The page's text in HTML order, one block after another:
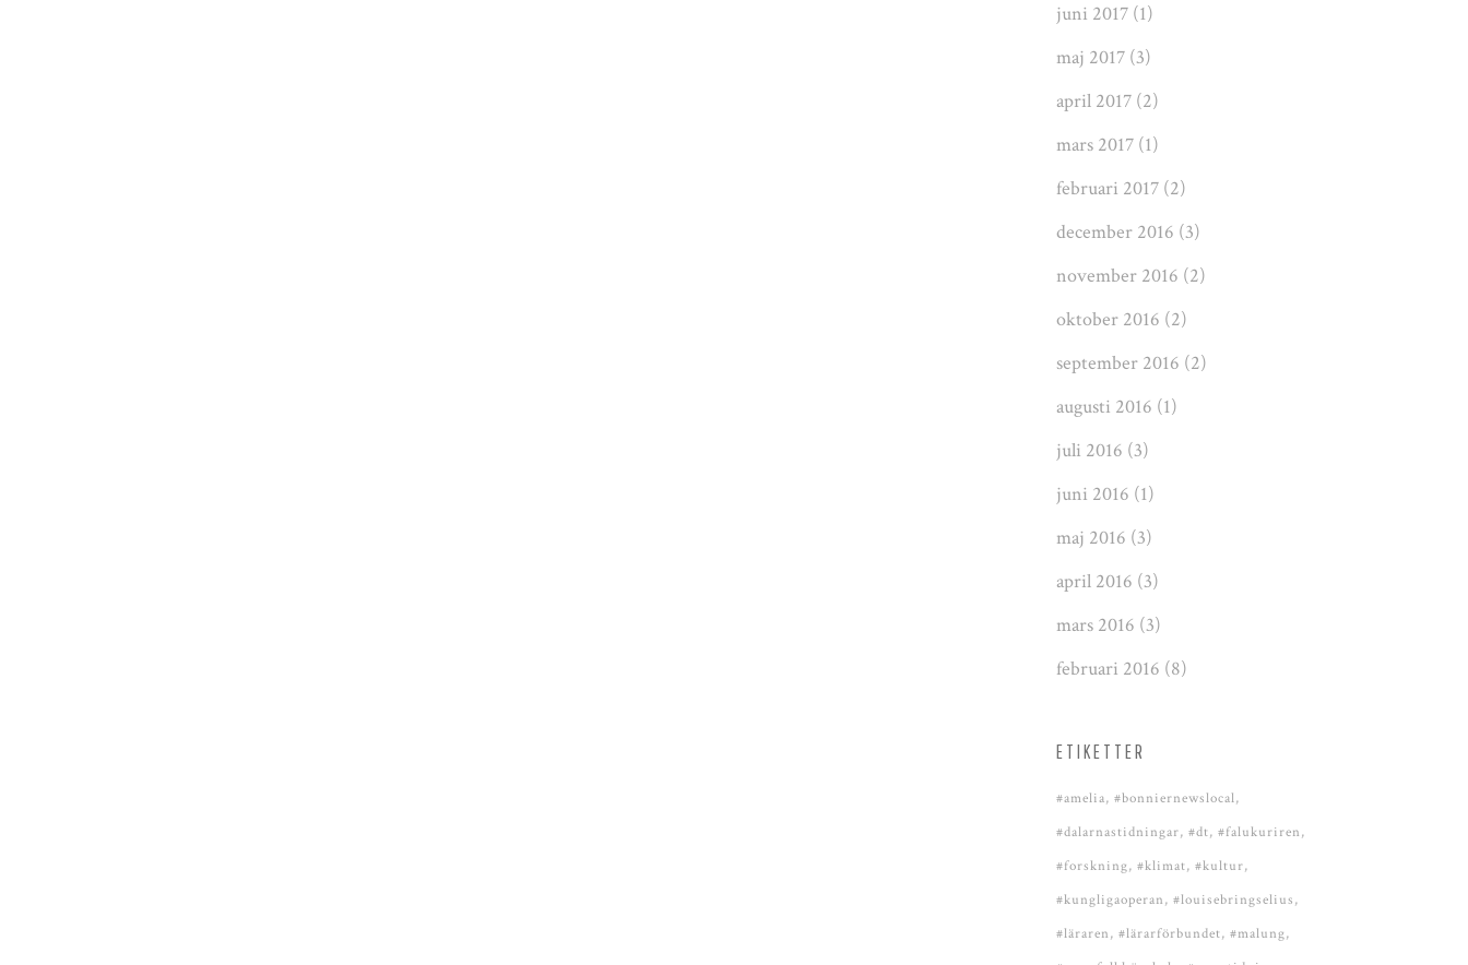
juni 2017 (1)
maj 2017 (3)
april 2017 (2)
mars 2017 (1)
februari 2017 (2)
december 2016 (3)
november 2016 (2)
oktober 2016 (2)
september 2016 (2)
augusti 2016 (1)
juli 2016 (3)
juni 2016 (1)
maj 2016 (3)
april 2016 (3)
mars 2016 (3)
februari 2016 (8)
ETIKETTER
#amelia #bonniernewslocal
#dalarnastidningar #dt #falukuriren
#forskning #klimat #kultur
#kungligaoperan #louisebringselius
#läraren #lärarförbundet #malung